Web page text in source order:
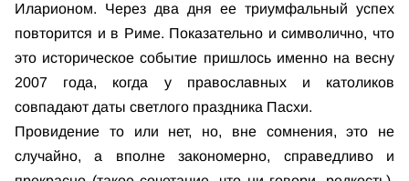
Иларионом. Через два дня ее триумфальный успех
повторится и в Риме. Показательно и символично, что
это историческое событие пришлось именно на весну
2007 года, когда у православных и католиков
совпадают даты светлого праздника Пасхи.
Провидение то или нет, но, вне сомнения, это не
случайно, а вполне закономерно, справедливо и